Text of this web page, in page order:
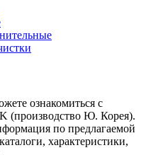
ознакомиться с
(производство Ю. Корея).
по предлагаемой
характеристики,